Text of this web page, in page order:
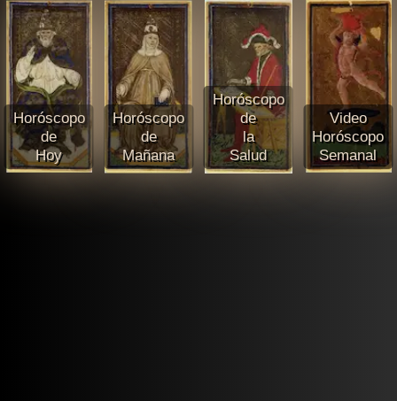
Horóscopo
de
Hoy
Horóscopo
de
Mañana
Horóscopo
de
la
Salud
Video
Horóscopo
Semanal